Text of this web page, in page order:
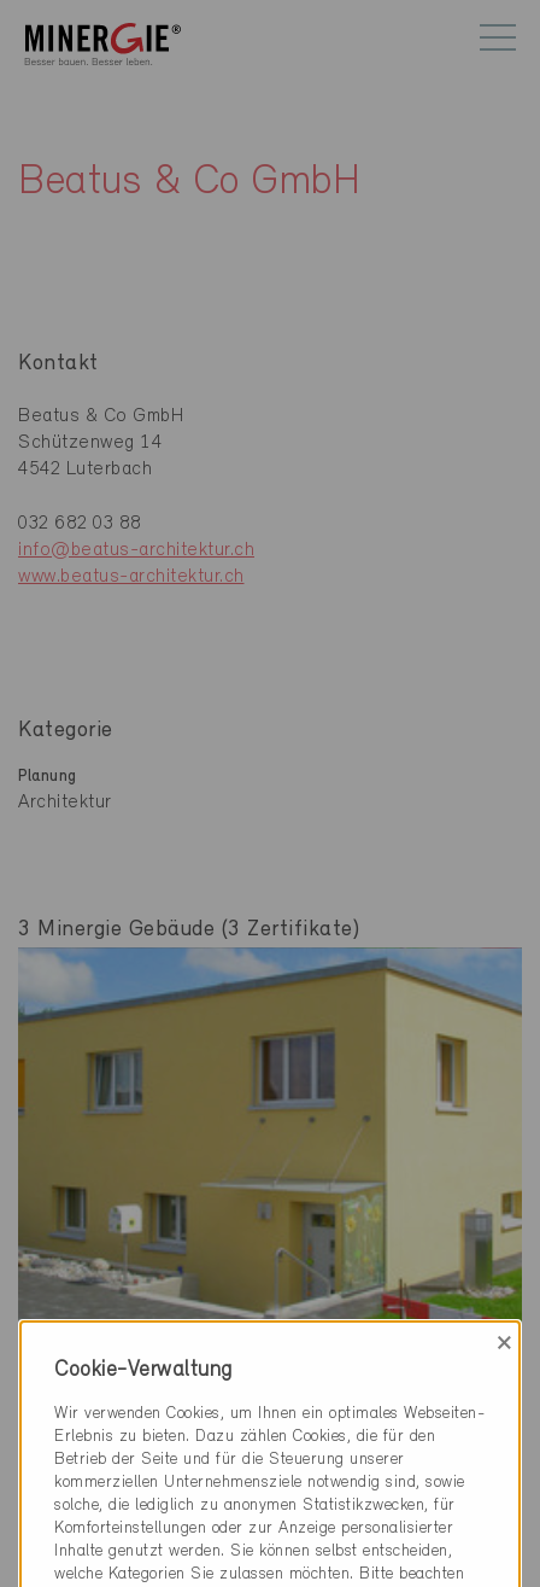
Beatus & Co GmbH
Kontakt
Beatus & Co GmbH
Schützenweg 14
4542 Luterbach
032 682 03 88
info@beatus-architektur.ch
www.beatus-architektur.ch
Kategorie
Planung
Architektur
3 Minergie Gebäude (3 Zertifikate)
Minergie
Gerlafingen 4563
Neubau, EFH
SO-235
Cookie-Verwaltung
×
Wir verwenden Cookies, um Ihnen ein optimales Webseiten-
Erlebnis zu bieten. Dazu zählen Cookies, die für den
Betrieb der Seite und für die Steuerung unserer
kommerziellen Unternehmensziele notwendig sind, sowie
solche, die lediglich zu anonymen Statistikzwecken, für
Komforteinstellungen oder zur Anzeige personalisierter
Inhalte genutzt werden. Sie können selbst entscheiden,
welche Kategorien Sie zulassen möchten. Bitte beachten